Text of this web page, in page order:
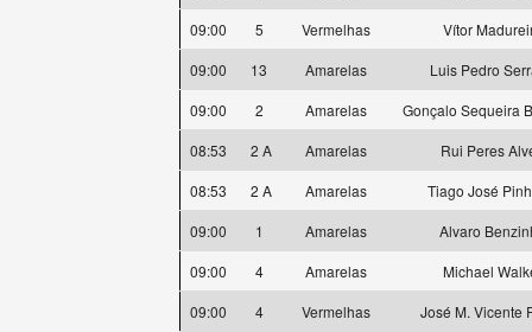
09:00
5 Vermelhas
Vítor
09:00
13 Amarelas
Luis Pedro
09:00
2 Amarelas
Gonçalo Sequeira
08:53
2 A Amarelas
Rui Peres
08:53
2 A Amarelas
Tiago José
09:00
1 Amarelas
Alvaro
09:00
4 Amarelas
Michael
09:00
4 Vermelhas
José M. Vicente